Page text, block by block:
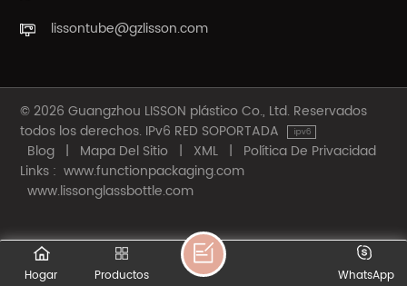
lissontube@gzlisson.com
© 2026 Guangzhou LISSON plástico Co., Ltd. Reservados
todos los derechos. IPv6 RED SOPORTADA
Blog | Mapa Del Sitio | XML |
Política De Privacidad
Links : www.functionpackaging.com
www.lissonglassbottle.com
Hogar Productos WhatsApp